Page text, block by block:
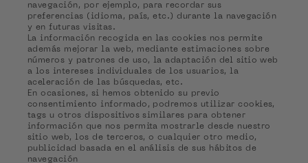
navegación, por ejemplo, para recordar sus
preferencias (idioma, país, etc.) durante la navegación
y en futuras visitas.
La información recogida en las cookies nos permite
además mejorar la web, mediante estimaciones sobre
números y patrones de uso, la adaptación del sitio web
a los intereses individuales de los usuarios, la
aceleración de las búsquedas, etc.
En ocasiones, si hemos obtenido su previo
consentimiento informado, podremos utilizar cookies,
tags u otros dispositivos similares para obtener
información que nos permita mostrarle desde nuestro
sitio web, los de terceros, o cualquier otro medio,
publicidad basada en el análisis de sus hábitos de
navegación